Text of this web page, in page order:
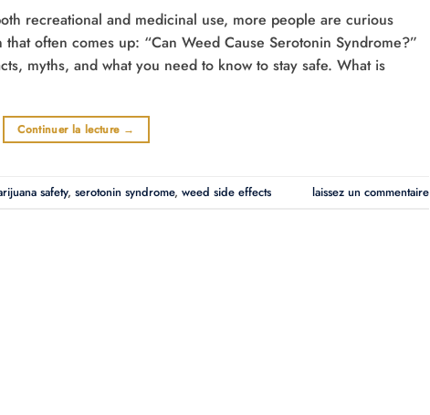
recreational and medicinal use, more people are curious
often comes up: “Can Weed Cause Serotonin Syndrome?”
myths, and what you need to know to stay safe. What is
Continuer la lecture →
safety, serotonin syndrome, weed side effects laissez un commentaire